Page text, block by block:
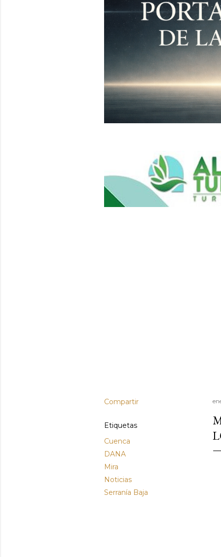
Compartir
Etiquetas
Cuenca
DANA
Mira
Noticias
Serranía Baja